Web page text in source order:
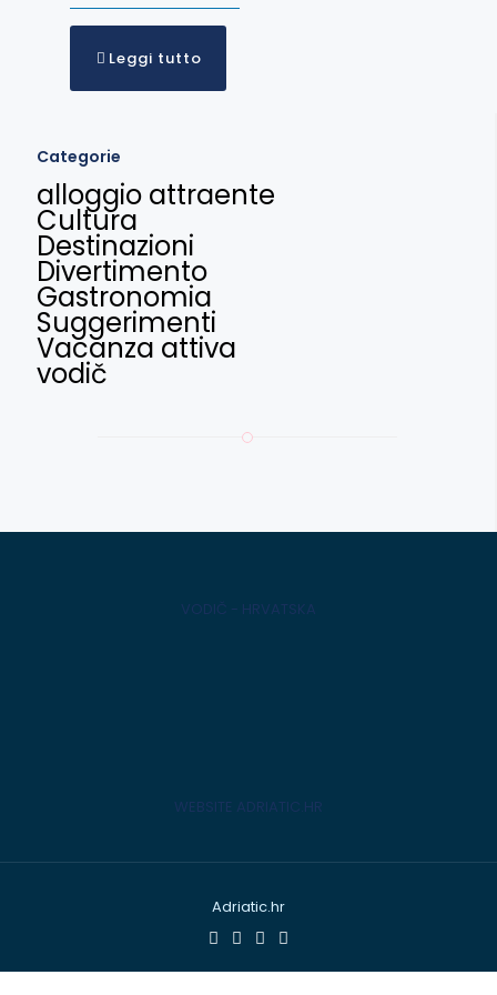
Leggi tutto
Categorie
alloggio attraente
Cultura
Destinazioni
Divertimento
Gastronomia
Suggerimenti
Vacanza attiva
vodič
VODIČ - HRVATSKA
WEBSITE ADRIATIC.HR
Adriatic.hr